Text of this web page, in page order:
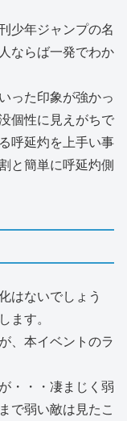
少年ジャンプの名
ならば一発でわか
った印象が強かっ
個性に見えがちで
呼延灼を上手い事
と簡単に呼延灼側
はないでしょう
す。
、本イベントのラ
・・・凄まじく弱
で弱い敵は見たこ